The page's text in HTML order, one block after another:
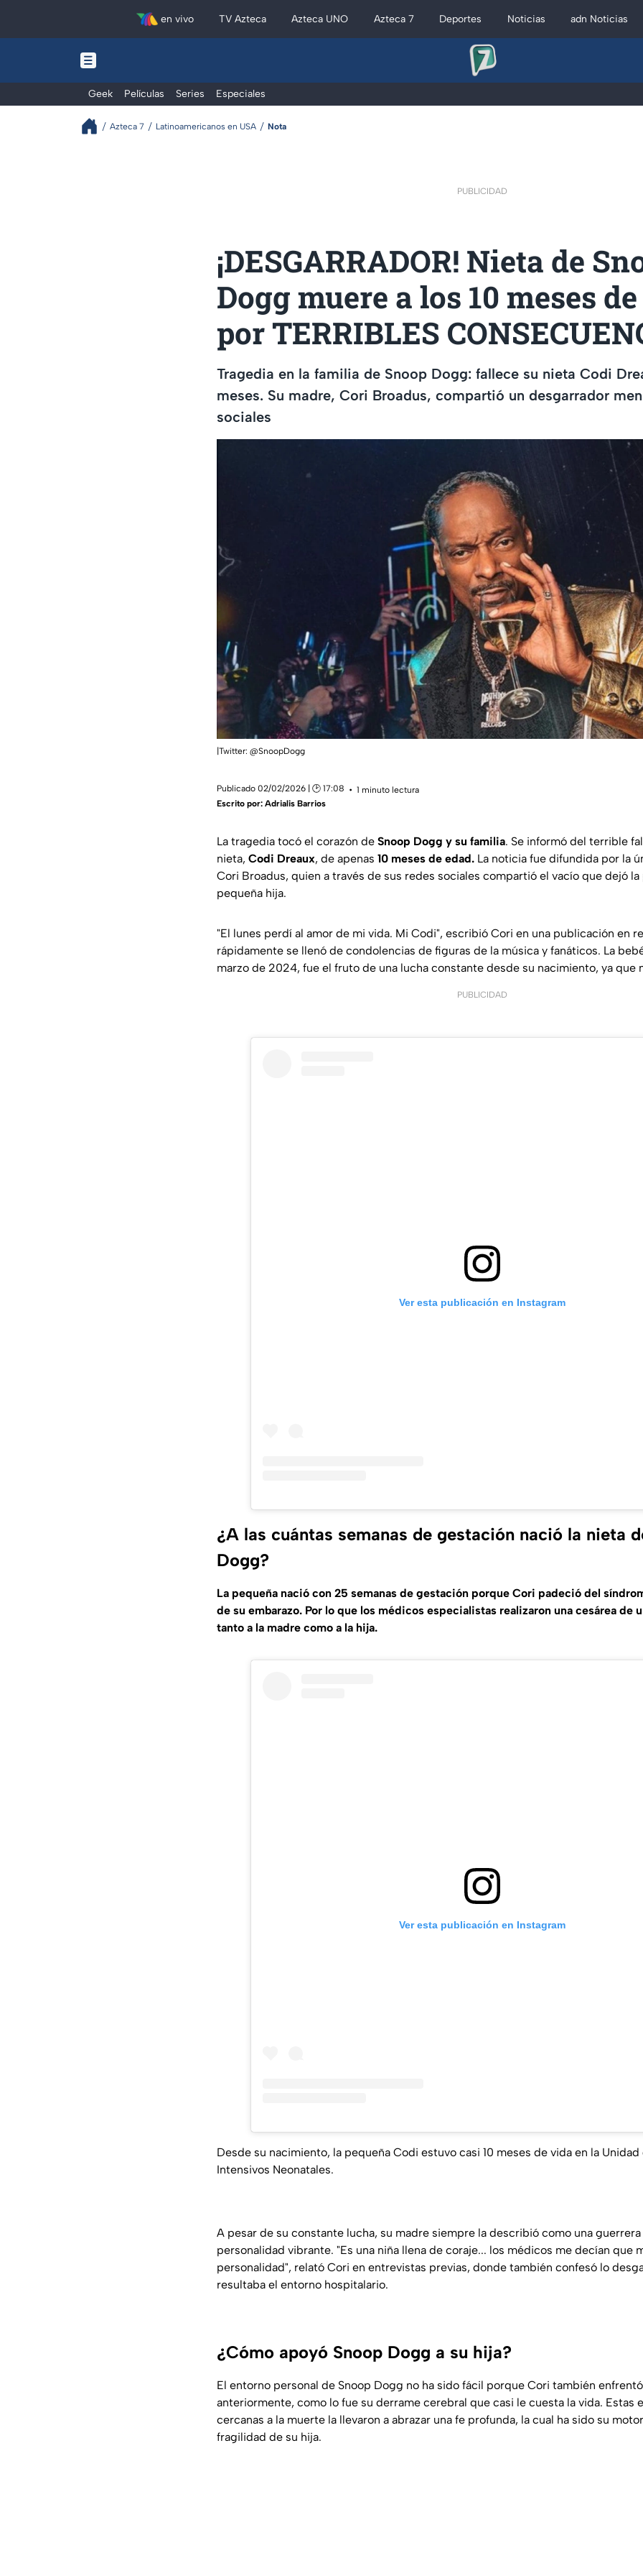
en vivo TV Azteca Azteca UNO Azteca 7 Deportes Noticias adn Noticias
Geek Películas Series Especiales
Azteca 7 Latinoamericanos en USA Nota
PUBLICIDAD
¡DESGARRADOR! Nieta de
Dogg muere a los 10 meses
por TERRIBLES
Tragedia en la familia de Snoop Dogg: fallece su nieta Codi
meses. Su madre, Cori Broadus, compartió un desgarrador
sociales
|Twitter: @SnoopDogg
Publicado 02/02/2026 | 🕑 17:08
1 minuto lectura
Escrito por: Adrialis Barrios
La tragedia tocó el corazón de Snoop Dogg y su familia. Se informó del terrible
nieta, Codi Dreaux, de apenas 10 meses de edad. La noticia fue difundida por la
Cori Broadus, quien a través de sus redes sociales compartió el vacío que dejó
pequeña hija.
"El lunes perdí al amor de mi vida. Mi Codi", escribió Cori en una publicación en
rápidamente se llenó de condolencias de figuras de la música y fanáticos. La
marzo de 2024, fue el fruto de una lucha constante desde su nacimiento, ya que
PUBLICIDAD
Ver esta publicación en Instagram
¿A las cuántas semanas de gestación nació la nieta
Dogg?
La pequeña nació con 25 semanas de gestación porque Cori padeció del
de su embarazo. Por lo que los médicos especialistas realizaron una cesárea de
tanto a la madre como a la hija.
Ver esta publicación en Instagram
Desde su nacimiento, la pequeña Codi estuvo casi 10 meses de vida en la
Intensivos Neonatales.
A pesar de su constante lucha, su madre siempre la describió como una guerrera
personalidad vibrante. "Es una niña llena de coraje... los médicos me decían que
personalidad", relató Cori en entrevistas previas, donde también confesó lo
resultaba el entorno hospitalario.
¿Cómo apoyó Snoop Dogg a su hija?
El entorno personal de Snoop Dogg no ha sido fácil porque Cori también
anteriormente, como lo fue su derrame cerebral que casi le cuesta la vida. Estas
cercanas a la muerte la llevaron a abrazar una fe profunda, la cual ha sido su
fragilidad de su hija.